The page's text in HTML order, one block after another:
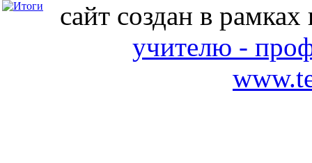
сайт создан в
учителю -